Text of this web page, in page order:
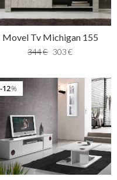
Movel Tv Michigan 155
344€ 303 €
%
12